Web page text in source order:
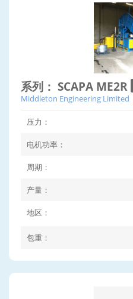
系列： SCAPA ME2R
Middleton Engineering Limited
压力：
电机功率：
周期：
产量：
地区：
包重：